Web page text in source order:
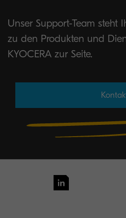
Unser Support-Team steht
zu den Produkten und
KYOCERA zur Seite.